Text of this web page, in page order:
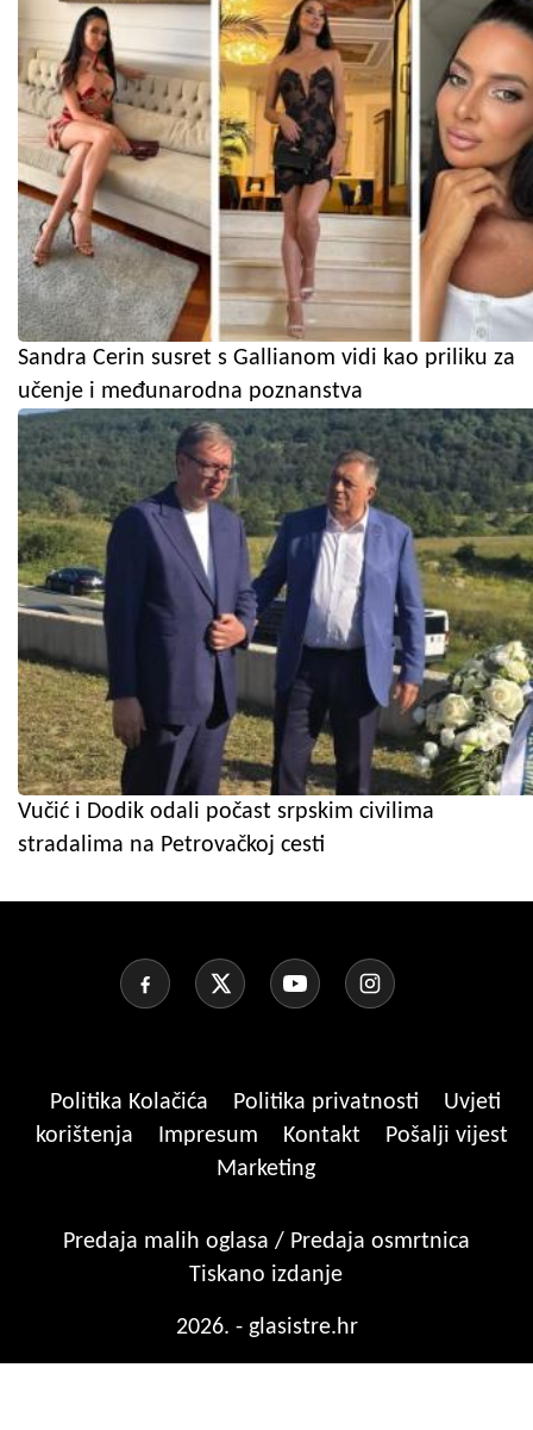
Sandra Cerin susret s Gallianom vidi kao priliku za
učenje i međunarodna poznanstva
Vučić i Dodik odali počast srpskim civilima
stradalima na Petrovačkoj cesti
Politika Kolačića Politika privatnosti
Uvjeti
korištenja
Impresum Kontakt
Pošalji vijest
Marketing
Predaja malih oglasa / Predaja osmrtnica
Tiskano izdanje
2026. - glasistre.hr